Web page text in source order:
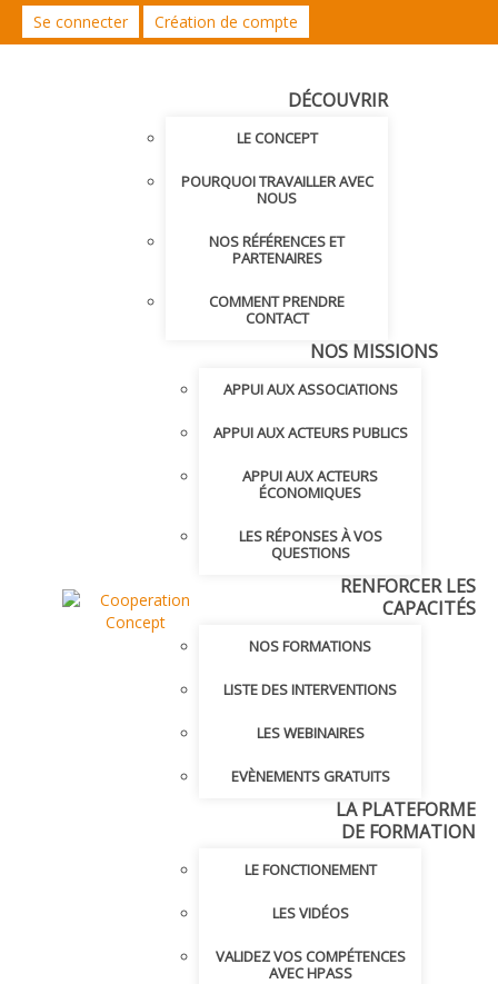
Se connecter Création de compte
DÉCOUVRIR
LE CONCEPT
POURQUOI TRAVAILLER AVEC
NOUS
NOS RÉFÉRENCES ET
PARTENAIRES
COMMENT PRENDRE
CONTACT
NOS MISSIONS
APPUI AUX ASSOCIATIONS
APPUI AUX ACTEURS PUBLICS
APPUI AUX ACTEURS
ÉCONOMIQUES
LES RÉPONSES À VOS
QUESTIONS
RENFORCER LES
CAPACITÉS
NOS FORMATIONS
LISTE DES INTERVENTIONS
LES WEBINAIRES
EVÈNEMENTS GRATUITS
LA PLATEFORME
DE FORMATION
LE FONCTIONEMENT
LES VIDÉOS
VALIDEZ VOS COMPÉTENCES
AVEC HPASS